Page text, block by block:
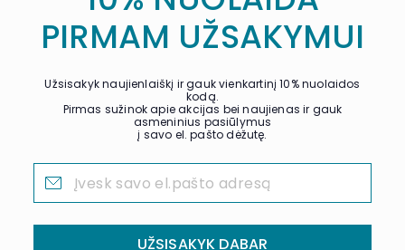
PIRMAM UŽSAKYMUI
Užsisakyk naujienlaiškį ir gauk vienkartinį 10% nuolaidos
kodą.
Pirmas sužinok apie akcijas bei naujienas ir gauk
asmeninius pasiūlymus
į savo el. pašto dėžutę.
UŽSISAKYK DABAR